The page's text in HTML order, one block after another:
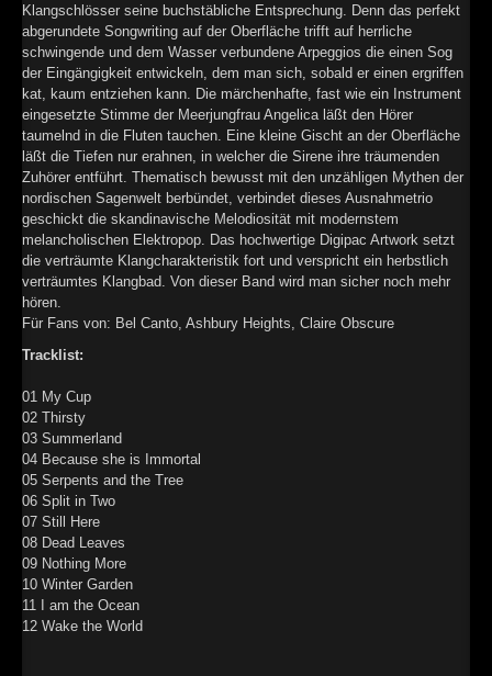
►
►
►
►
►
►
►
►
Klangschlösser seine buchstäbliche Entsprechung. Denn das perfekt
abgerundete Songwriting auf der Oberfläche trifft auf herrliche
schwingende und dem Wasser verbundene Arpeggios die einen Sog
der Eingängigkeit entwickeln, dem man sich, sobald er einen ergriffen
kat, kaum entziehen kann. Die märchenhafte, fast wie ein Instrument
eingesetzte Stimme der Meerjungfrau Angelica läßt den Hörer
taumelnd in die Fluten tauchen. Eine kleine Gischt an der Oberfläche
läßt die Tiefen nur erahnen, in welcher die Sirene ihre träumenden
Zuhörer entführt. Thematisch bewusst mit den unzähligen Mythen der
nordischen Sagenwelt berbündet, verbindet dieses Ausnahmetrio
geschickt die skandinavische Melodiosität mit modernstem
melancholischen Elektropop. Das hochwertige Digipac Artwork setzt
die verträumte Klangcharakteristik fort und verspricht ein herbstlich
verträumtes Klangbad. Von dieser Band wird man sicher noch mehr
hören.
Für Fans von: Bel Canto, Ashbury Heights, Claire Obscure
Tracklist:
01 My Cup
02 Thirsty
03 Summerland
04 Because she is Immortal
05 Serpents and the Tree
06 Split in Two
07 Still Here
08 Dead Leaves
09 Nothing More
10 Winter Garden
11 I am the Ocean
12 Wake the World